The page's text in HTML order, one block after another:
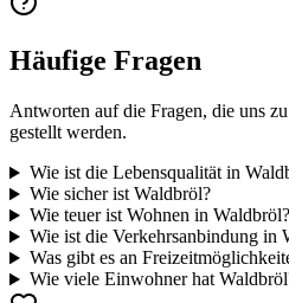
die Menschen sind die mir den Vogel
empfehlen diesen Ort zu meiden und
dieser Ort ist grausam und furchtbar
Häufige Fragen
Antworten auf die Fragen, die uns
gestellt werden.
Wie ist die Lebensqualität in
Wie sicher ist Waldbröl?
Wie teuer ist Wohnen in Waldbröl?
Wie ist die Verkehrsanbindung in
Was gibt es an
Wie viele Einwohner hat